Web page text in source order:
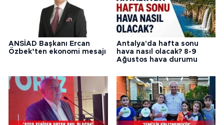
ANSİAD Başkanı Ercan
Özbek’ten ekonomi mesajı
Antalya'da hafta sonu
hava nasıl olacak? 8-9
Ağustos hava durumu